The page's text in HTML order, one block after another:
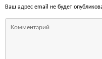
Ваш адрес email не будет